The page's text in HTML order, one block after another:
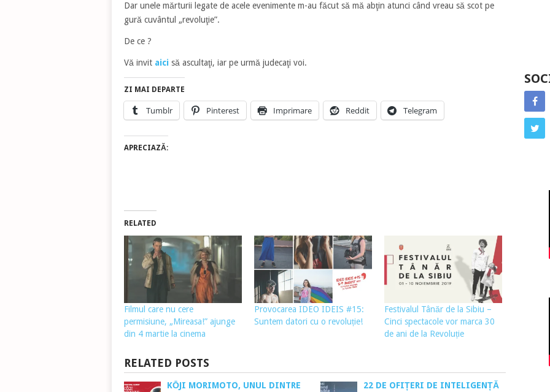
Dar unele mărturii legate de acele evenimente m-au făcut să mă abţin atunci când vreau să scot pe
gură cuvântul „revoluţie”.
De ce ?
Vă invit aici să ascultaţi, iar pe urmă judecaţi voi.
ZI MAI DEPARTE
Tumblr Pinterest Imprimare Reddit Telegram
APRECIAZĂ:
RELATED
Filmul care nu cere
permisiune, „Mireasa!” ajunge
din 4 martie la cinema
Provocarea IDEO IDEIS #15:
Suntem datori cu o revoluție!
Festivalul Tânăr de la Sibiu –
Cinci spectacole vor marca 30
de ani de la Revoluție
RELATED POSTS
KŌJI MORIMOTO, UNUL DINTRE
22 DE OFIȚERI DE INTELIGENȚĂ